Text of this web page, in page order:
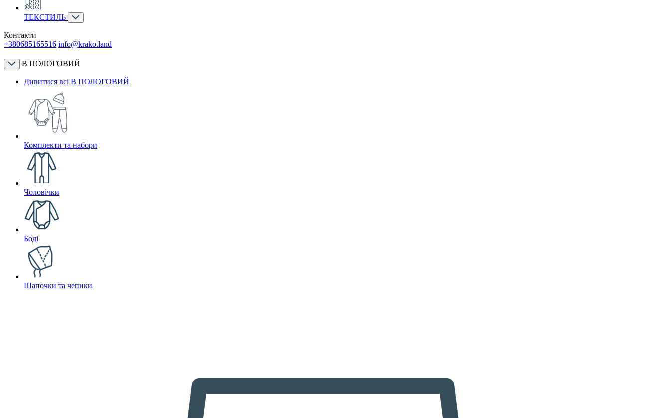
ТЕКСТИЛЬ
Контакти
+380685165516 info@krako.land
В ПОЛОГОВИЙ
Дивитися всі В ПОЛОГОВИЙ
Комплекти та набори
Чоловічки
Боді
Шапочки та чепики